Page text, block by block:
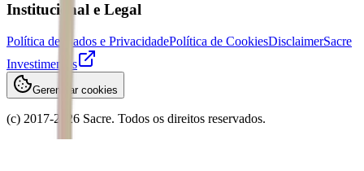
Institucional e Legal
Política de Dados e PrivacidadePolítica de CookiesDisclaimerSacre
Investimentos
Gerenciar cookies
(c) 2017-2026 Sacre. Todos os direitos reservados.